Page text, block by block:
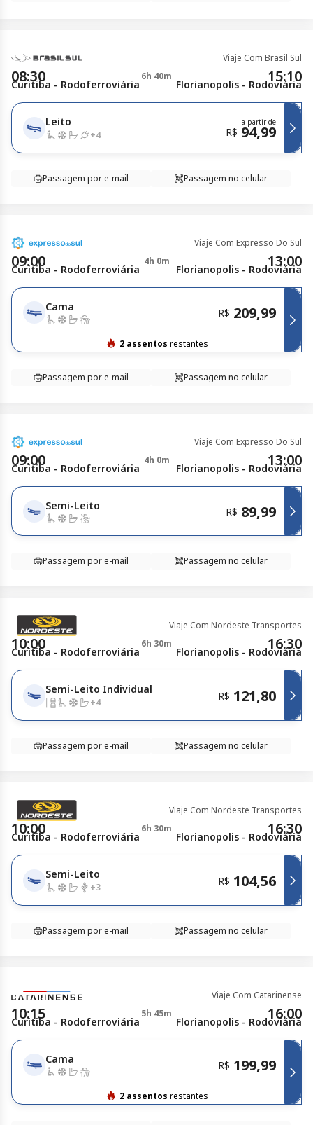
Viaje Com Brasil Sul
08:30 6h 40m 15:10
Curitiba - Rodoferroviária Florianopolis - Rodoviária
Leito
+4
a partir de
R$ 94,99
Passagem por e-mail Passagem no celular
Viaje Com Expresso Do Sul
09:00 4h 0m 13:00
Curitiba - Rodoferroviária Florianopolis - Rodoviária
Cama R$ 209,99
2 assentos restantes
Passagem por e-mail Passagem no celular
Viaje Com Expresso Do Sul
09:00 4h 0m 13:00
Curitiba - Rodoferroviária Florianopolis - Rodoviária
Semi-Leito R$ 89,99
Passagem por e-mail Passagem no celular
Viaje Com Nordeste Transportes
10:00 6h 30m 16:30
Curitiba - Rodoferroviária Florianopolis - Rodoviária
Semi-Leito Individual
+4 R$ 121,80
Passagem por e-mail Passagem no celular
Viaje Com Nordeste Transportes
10:00 6h 30m 16:30
Curitiba - Rodoferroviária Florianopolis - Rodoviária
Semi-Leito
+3 R$ 104,56
Passagem por e-mail Passagem no celular
Viaje Com Catarinense
10:15 5h 45m 16:00
Curitiba - Rodoferroviária Florianopolis - Rodoviária
Cama R$ 199,99
2 assentos restantes